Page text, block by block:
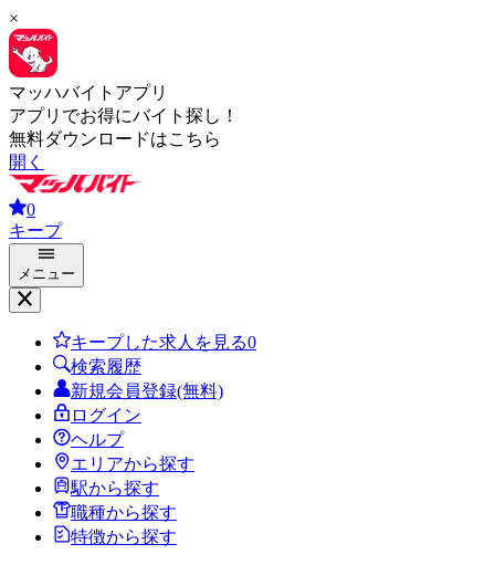
×
マッハバイトアプリ
アプリでお得にバイト探し！
無料ダウンロードはこちら
開く
0
キープ
メニュー
キープした求人を見る0
検索履歴
新規会員登録(無料)
ログイン
ヘルプ
エリアから探す
駅から探す
職種から探す
特徴から探す